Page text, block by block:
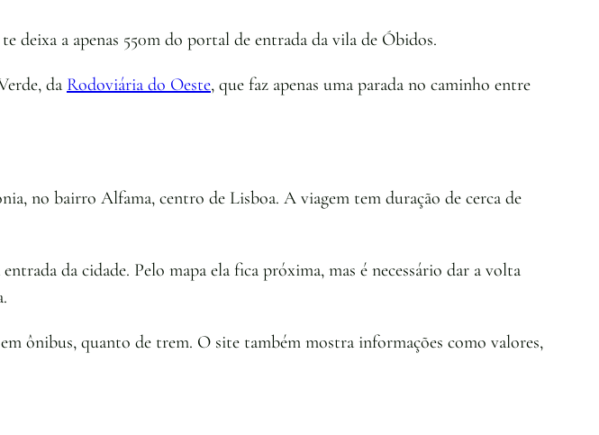
deixa a apenas 550m do portal de entrada da vila de Óbidos.
da Rodoviária do Oeste, que faz apenas uma parada no caminho entre
no bairro Alfama, centro de Lisboa. A viagem tem duração de cerca de
da cidade. Pelo mapa ela fica próxima, mas é necessário dar a volta
ônibus, quanto de trem. O site também mostra informações como valores,